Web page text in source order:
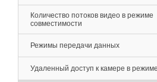
Количество потоков видео в режиме
совместимости
Режимы передачи данных
Удаленный доступ к камере в